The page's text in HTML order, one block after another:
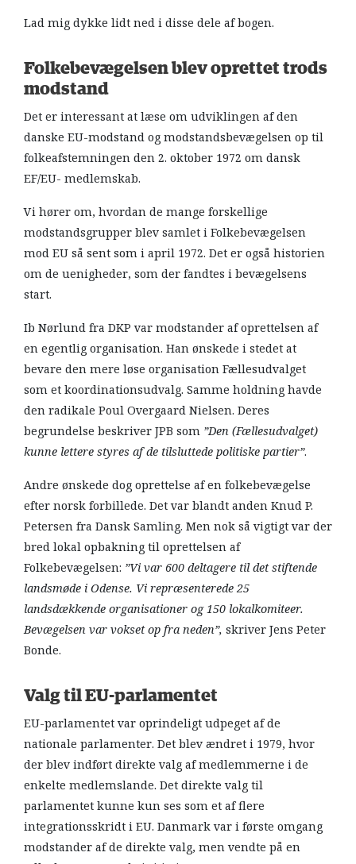
Lad mig dykke lidt ned i disse dele af bogen.
Folkebevægelsen blev oprettet trods
modstand
Det er interessant at læse om udviklingen af den
danske EU-modstand og modstandsbevægelsen op til
folkeafstemningen den 2. oktober 1972 om dansk
EF/EU- medlemskab.
Vi hører om, hvordan de mange forskellige
modstandsgrupper blev samlet i Folkebevægelsen
mod EU så sent som i april 1972. Det er også historien
om de uenigheder, som der fandtes i bevægelsens
start.
Ib Nørlund fra DKP var modstander af oprettelsen af
en egentlig organisation. Han ønskede i stedet at
bevare den mere løse organisation Fællesudvalget
som et koordinationsudvalg. Samme holdning havde
den radikale Poul Overgaard Nielsen. Deres
begrundelse beskriver JPB som ”Den (Fællesudvalget)
kunne lettere styres af de tilsluttede politiske partier”.
Andre ønskede dog oprettelse af en folkebevægelse
efter norsk forbillede. Det var blandt anden Knud P.
Petersen fra Dansk Samling. Men nok så vigtigt var der
bred lokal opbakning til oprettelsen af
Folkebevægelsen: ”Vi var 600 deltagere til det stiftende
landsmøde i Odense. Vi repræsenterede 25
landsdækkende organisationer og 150 lokalkomiteer.
Bevægelsen var vokset op fra neden”, skriver Jens Peter
Bonde.
Valg til EU-parlamentet
EU-parlamentet var oprindeligt udpeget af de
nationale parlamenter. Det blev ændret i 1979, hvor
der blev indført direkte valg af medlemmerne i de
enkelte medlemslande. Det direkte valg til
parlamentet kunne kun ses som et af flere
integrationsskridt i EU. Danmark var i første omgang
modstander af de direkte valg, men vendte på en